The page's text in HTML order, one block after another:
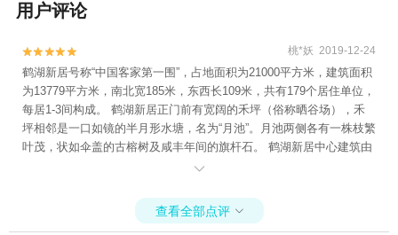
用户评论

 桃*妖 2019-12-24
鹤湖新居号称“中国客家第一围”，占地面积为21000平方米，建筑面积
为13779平方米，南北宽185米，东西长109米，共有179个居住单位，
每居1-3间构成。 鹤湖新居正门前有宽阔的禾坪（俗称晒谷场），禾
坪相邻是一口如镜的半月形水塘，名为“月池”。月池两侧各有一株枝繁
叶茂，状如伞盖的古榕树及咸丰年间的旗杆石。 鹤湖新居中心建筑由
正门、左右横门、天下街、祠堂、排屋、上天街、围屋组成，围屋四
全寨人饮用，有完整合理的排水系统，出口洪于月池。 鹤湖新居四周
有坚固的城廓围墙，呈方形。围墙高6余米，厚约1米，由三合土筑

查看全部点评 